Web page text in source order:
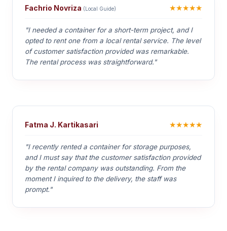
Fachrio Novriza (Local Guide) ★★★★★
"I needed a container for a short-term project, and I
opted to rent one from a local rental service. The level
of customer satisfaction provided was remarkable.
The rental process was straightforward."
Fatma J. Kartikasari ★★★★★
"I recently rented a container for storage purposes,
and I must say that the customer satisfaction provided
by the rental company was outstanding. From the
moment I inquired to the delivery, the staff was
prompt."